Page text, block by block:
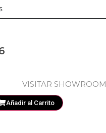
VISITAR SHOWROOM
Añadir al Carrito